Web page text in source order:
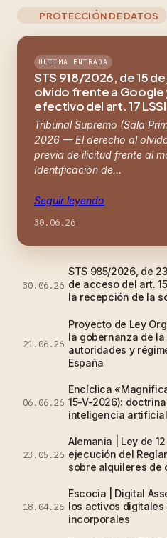
PROTECCIÓN DE DATOS
ÚLTIMA ENTRADA
STS 918/2026, de 15
olvido frente a
efectivo del art. 17 LSSI
Tribunal Supremo (Sala
2026 — El derecho al
previa de ilicitud frente al
Identificación de…
Seguir leyendo
30.06.26
30.06.26
STS 985/2026, de
de acceso del art.
la recepción de la
21.06.26
Proyecto de Ley
la gobernanza de la
autoridades y
España
06.06.26
Encíclica
15-V-2026):
inteligencia artificial
23.05.26
Alemania | Ley de
ejecución del
sobre alquileres de
18.04.26
Escocia | Digital
los activos digitales
incorporales